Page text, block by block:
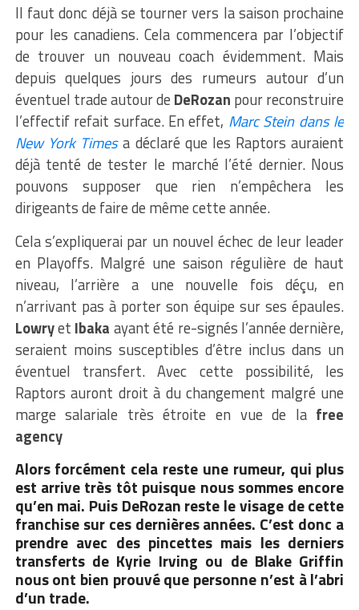
Il faut donc déjà se tourner vers la saison prochaine
pour les canadiens. Cela commencera par l’objectif
de trouver un nouveau coach évidemment. Mais
depuis quelques jours des rumeurs autour d’un
éventuel trade autour de DeRozan pour reconstruire
l’effectif refait surface. En effet, Marc Stein dans le
New York Times a déclaré que les Raptors auraient
déjà tenté de tester le marché l’été dernier. Nous
pouvons supposer que rien n’empêchera les
dirigeants de faire de même cette année.
Cela s’expliquerai par un nouvel échec de leur leader
en Playoffs. Malgré une saison régulière de haut
niveau, l’arrière a une nouvelle fois déçu, en
n’arrivant pas à porter son équipe sur ses épaules.
Lowryet Ibaka ayant été re-signés l’année dernière,
seraient moins susceptibles d’être inclus dans un
éventuel transfert. Avec cette possibilité, les
Raptors auront droit à du changement malgré une
marge salariale très étroite en vue de la free
agency
Alors forcément cela reste une rumeur, qui plus
est arrive très tôt puisque nous sommes encore
qu’en mai. Puis DeRozan reste le visage de cette
franchise sur ces dernières années. C’est donc a
prendre avec des pincettes mais les derniers
transferts de Kyrie Irving ou de Blake Griffin
nous ont bien prouvé que personne n’est à l’abri
d’un trade.